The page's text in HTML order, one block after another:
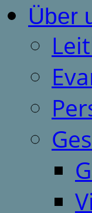
Über